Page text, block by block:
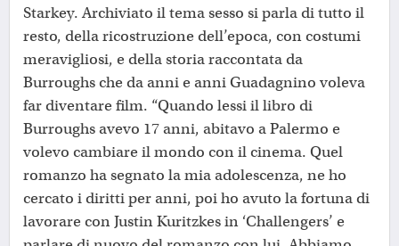
Starkey. Archiviato il tema sesso si parla di tutto il
resto, della ricostruzione dell’epoca, con costumi
meravigliosi, e della storia raccontata da
Burroughs che da anni e anni Guadagnino voleva
far diventare film. “Quando lessi il libro di
Burroughs avevo 17 anni, abitavo a Palermo e
volevo cambiare il mondo con il cinema. Quel
romanzo ha segnato la mia adolescenza, ne ho
cercato i diritti per anni, poi ho avuto la fortuna di
lavorare con Justin Kuritzkes in ‘Challengers’ e